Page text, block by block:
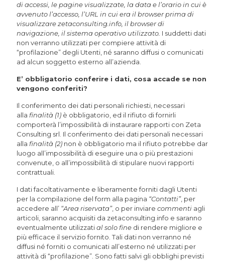
di accessi, le pagine visualizzate, la data e l’orario in cui è
avvenuto l’accesso, l’URL in cui era il browser prima di
visualizzare zetaconsulting.info, il browser di
navigazione, il sistema operativo utilizzato. I suddetti dati
non verranno utilizzati per compiere attività di
“profilazione” degli Utenti, né saranno diffusi o comunicati
ad alcun soggetto esterno all’azienda.
E’ obbligatorio conferire i dati, cosa accade se non
vengono conferiti?
Il conferimento dei dati personali richiesti, necessari
alla finalità (1) è obbligatorio, ed il rifiuto di fornirli
comporterà l’impossibilità di instaurare rapporti con Zeta
Consulting srl. Il conferimento dei dati personali necessari
alla finalità (2) non è obbligatorio ma il rifiuto potrebbe dar
luogo all’impossibilità di eseguire una o più prestazioni
convenute, o all’impossibilità di stipulare nuovi rapporti
contrattuali.
I dati facoltativamente e liberamente forniti dagli Utenti
per la compilazione del form alla pagina “Contatti”, per
accedere all’ “Area riservata”, o per inviare commenti agli
articoli, saranno acquisiti da zetaconsulting.info e saranno
eventualmente utilizzatial solo fine di rendere migliore e
più efficace il servizio fornito. Tali dati non verranno né
diffusi né forniti o comunicati all’esterno né utilizzati per
attività di “profilazione”. Sono fatti salvi gli obblighi previsti